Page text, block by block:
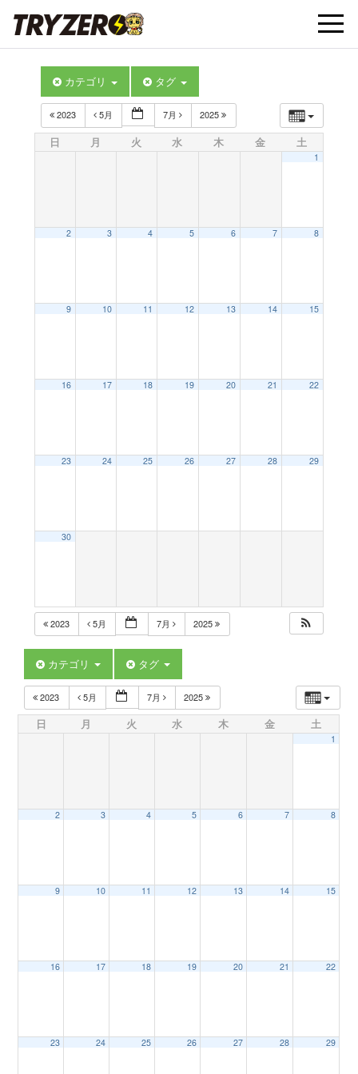
t
o
カテゴリ タグ
2023 5月 7月 2025
日 月 火 水 木 金 土
1
2 3 4 5 6 7 8
9 10 11 12 13 14 15
16 17 18 19 20 21 22
23 24 25 26 27 28 29
30
2023 5月 7月 2025
カテゴリ タグ
2023 5月 7月 2025
日 月 火 水 木 金 土
1
2 3 4 5 6 7 8
9 10 11 12 13 14 15
16 17 18 19 20 21 22
23 24 25 26 27 28 29